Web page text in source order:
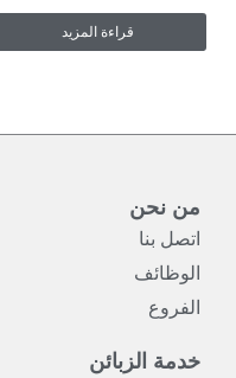
قراءة المزيد
من نحن
اتصل بنا
الوظائف
الفروع
خدمة الزبائن